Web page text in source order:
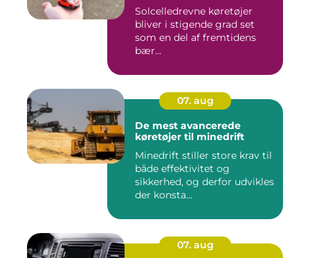
Solcelledrevne køretøjer
bliver i stigende grad set
som en del af fremtidens
bær...
07. aug
De mest avancerede
køretøjer til minedrift
Minedrift stiller store krav til
både effektivitet og
sikkerhed, og derfor udvikles
der konsta...
07. aug